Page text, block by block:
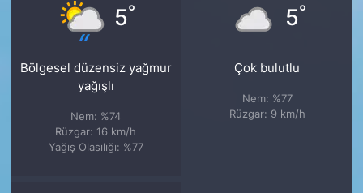
5°
Bölgesel düzensiz yağmur
yağışlı
Nem: %74
Rüzgar: 16 km/h
Yağış Olasılığı: %77
5°
Çok bulutlu
Nem: %77
Rüzgar: 9 km/h